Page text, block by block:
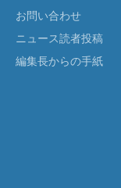
お問い合わせ
ニュース読者投稿
編集長からの手紙